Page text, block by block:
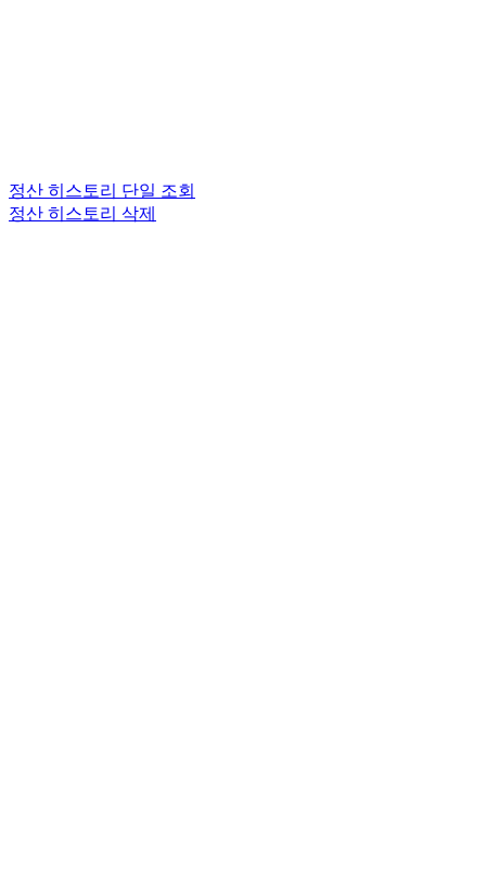
정산 히스토리 단일 조회
정산 히스토리 삭제